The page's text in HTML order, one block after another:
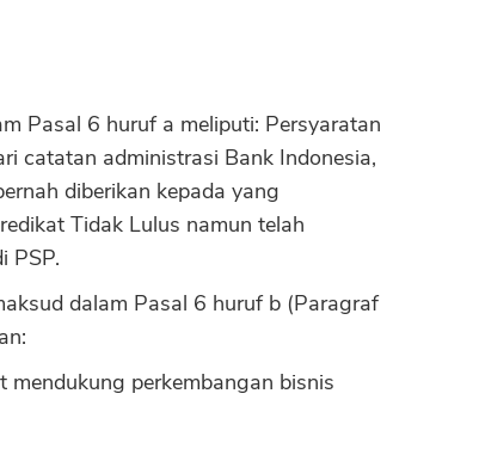
Pasal 6 huruf a meliputi: Persyaratan
catatan administrasi Bank Indonesia,
diberikan kepada yang
Tidak Lulus namun telah
PSP.
dalam Pasal 6 huruf b (Paragraf
perkembangan bisnis